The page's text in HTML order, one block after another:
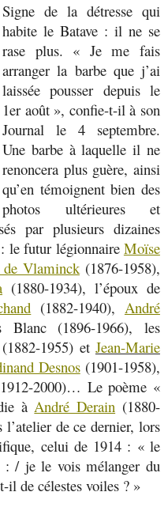
Signe de la détresse qui
habite le Batave : il ne se
rase plus. « Je me fais
arranger la barbe que j’ai
laissée pousser depuis le
1er août », confie-t-il à son
Journal le 4 septembre.
Une barbe à laquelle il ne
renoncera plus guère, ainsi
qu’en témoignent bien des
photos ultérieures et
par plusieurs dizaines
le futur légionnaireMoïse
Vlaminck(1876-1958),
(1880-1934), l’époux de
(1882-1940), André
Blanc (1896-1966), les
1955) et Jean-Marie
Desnos(1901-1958),
2000)… Le poème «
àAndré Derain (1880-
l’atelier de ce dernier, lors
celui de 1914 : « le
/ je le vois mélanger du
de célestes voiles ? »